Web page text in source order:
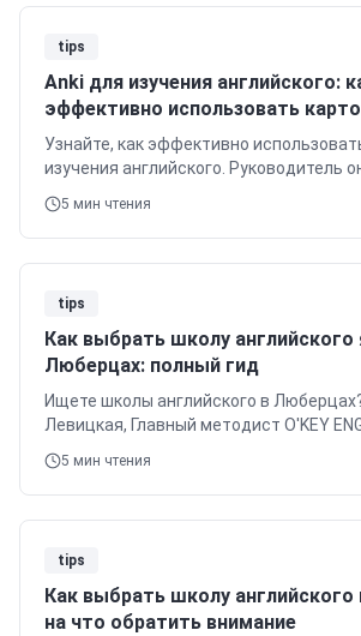
tips
Anki для изучения английского:
эффективно использовать
Узнайте, как эффективно
изучения английского. Руководитель
направления Кирилл Новиков делится
созданию колод и режимам повторения.
5 мин чтения
tips
Как выбрать школу английского
Люберцах: полный гид
Ищете школы английского в
Левицкая, Главный методист O'KEY
выбрать идеальные курсы. Узнайте о
программах и ценах.
5 мин чтения
tips
Как выбрать школу
на что обратить внимание